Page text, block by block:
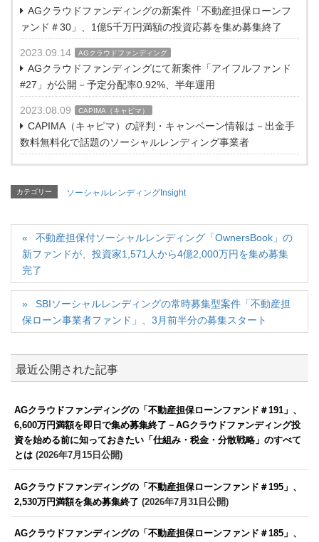
AGクラウドファンディングの新案件「不動産担保ローンフ
ァンド＃30」、1億5千万円満額の投資応募を集め募集終了
2023.09.14 AGクラウドファンディング
AGクラウドファンディングにて新案件「アイフルファンド
#27」が公開－予定分配率0.92%、半年運用
2023.08.09 CAPIMA（キャピマ）
CAPIMA（キャピマ）の評判・キャンペーン情報は－出金手
数料無料化で話題のソーシャルレンディング事業者
カテゴリー ソーシャルレンディングInsight
不動産担保付ソーシャルレンディング「OwnersBook」の
新ファンドが、投資家1,571人から4億2,000万円を集め募集
完了
SBIソーシャルレンディングの常時募集型案件「不動産担
保ローン事業者ファンド」、3月前半分の募集スタート
最近公開された記事
AGクラウドファンディングの「不動産担保ローンファンド＃191」、
6,600万円満額を即日で集め募集終了－AGクラウドファンディング投
資を始める前に知っておきたい「仕組み・税金・分散戦略」のすべて
とは (2026年7月15日公開)
AGクラウドファンディングの「不動産担保ローンファンド＃195」、
2,530万円満額を集め募集終了 (2026年7月31日公開)
AGクラウドファンディングの「不動産担保ローンファンド＃185」、